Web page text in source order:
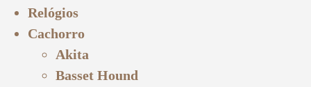
Relógios
Cachorro
Akita
Basset Hound